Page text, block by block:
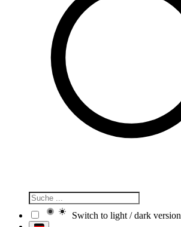
Switch to light / dark version